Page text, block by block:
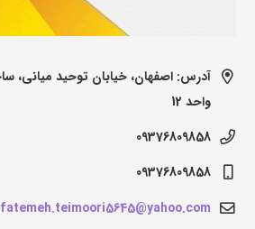
واحد 12
09376809858
09376809858
fatemeh.teimoori5645@yahoo.com